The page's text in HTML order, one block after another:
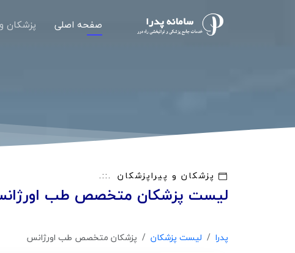
صفحه اصلی پزشکان
پزشکان و پیراپزشکان
لیست پزشکان متخصص طب
پدرا لیست پزشکان پزشکان متخصص طب اورژانس